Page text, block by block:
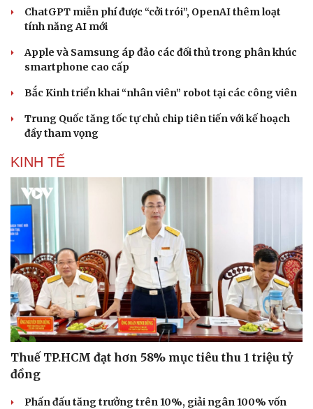
Nhi khoa
Nam khoa
Làm đẹp - giảm cân
Phòng mạch online
Ăn sạch sống khỏe
ChatGPT miễn phí được “cởi trói”, OpenAI thêm loạt
tính năng AI mới
Apple và Samsung áp đảo các đối thủ trong phân khúc
smartphone cao cấp
Bắc Kinh triển khai “nhân viên” robot tại các công viên
Trung Quốc tăng tốc tự chủ chip tiên tiến với kế hoạch
đầy tham vọng
KINH TẾ
Thuế TP.HCM đạt hơn 58% mục tiêu thu 1 triệu tỷ
đồng
Phấn đấu tăng trưởng trên 10%, giải ngân 100% vốn